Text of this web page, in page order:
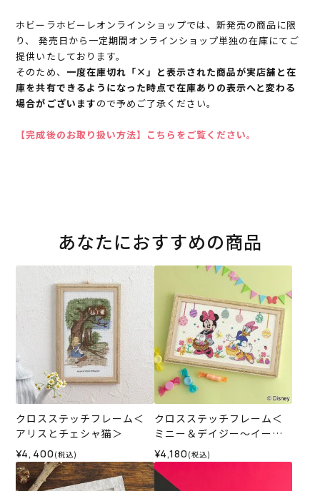
ホビーラホビーレオンラインショップでは、新発売の商品に限
り、 発売日から一定期間オンラインショップ単独の在庫にてご
提供いたしております。
そのため、 一度在庫切れ「×」と表示された商品が実店舗と在
庫を共有できるようになった時点で在庫ありの表示へと変わる
場合がございますので予めご了承ください。
【完成後のお取り扱い方法】こちらをご覧ください。
あなたにおすすめの商品
クロスステッチフレーム＜
アリスとチェシャ猫＞
¥4,400 (税込)
クロスステッチフレーム＜
ミニー＆デイジー～イース
ター～＞
¥4,180 (税込)